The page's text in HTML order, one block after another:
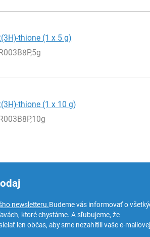
thione (1 x 5 g)
thione (1 x 10 g)
newsletteru.Budeme vás informovať o
ktoré chystáme. A sľubujeme, že
len občas, aby sme nezahltili vaše e-mailovej